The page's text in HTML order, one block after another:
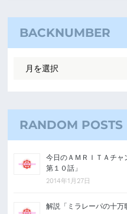
BACKNUMBER
RANDOM POSTS
今日のＡＭＲＩＴＡチ
第１０話」
2014年1月27日
解説「ミラレーパの十万